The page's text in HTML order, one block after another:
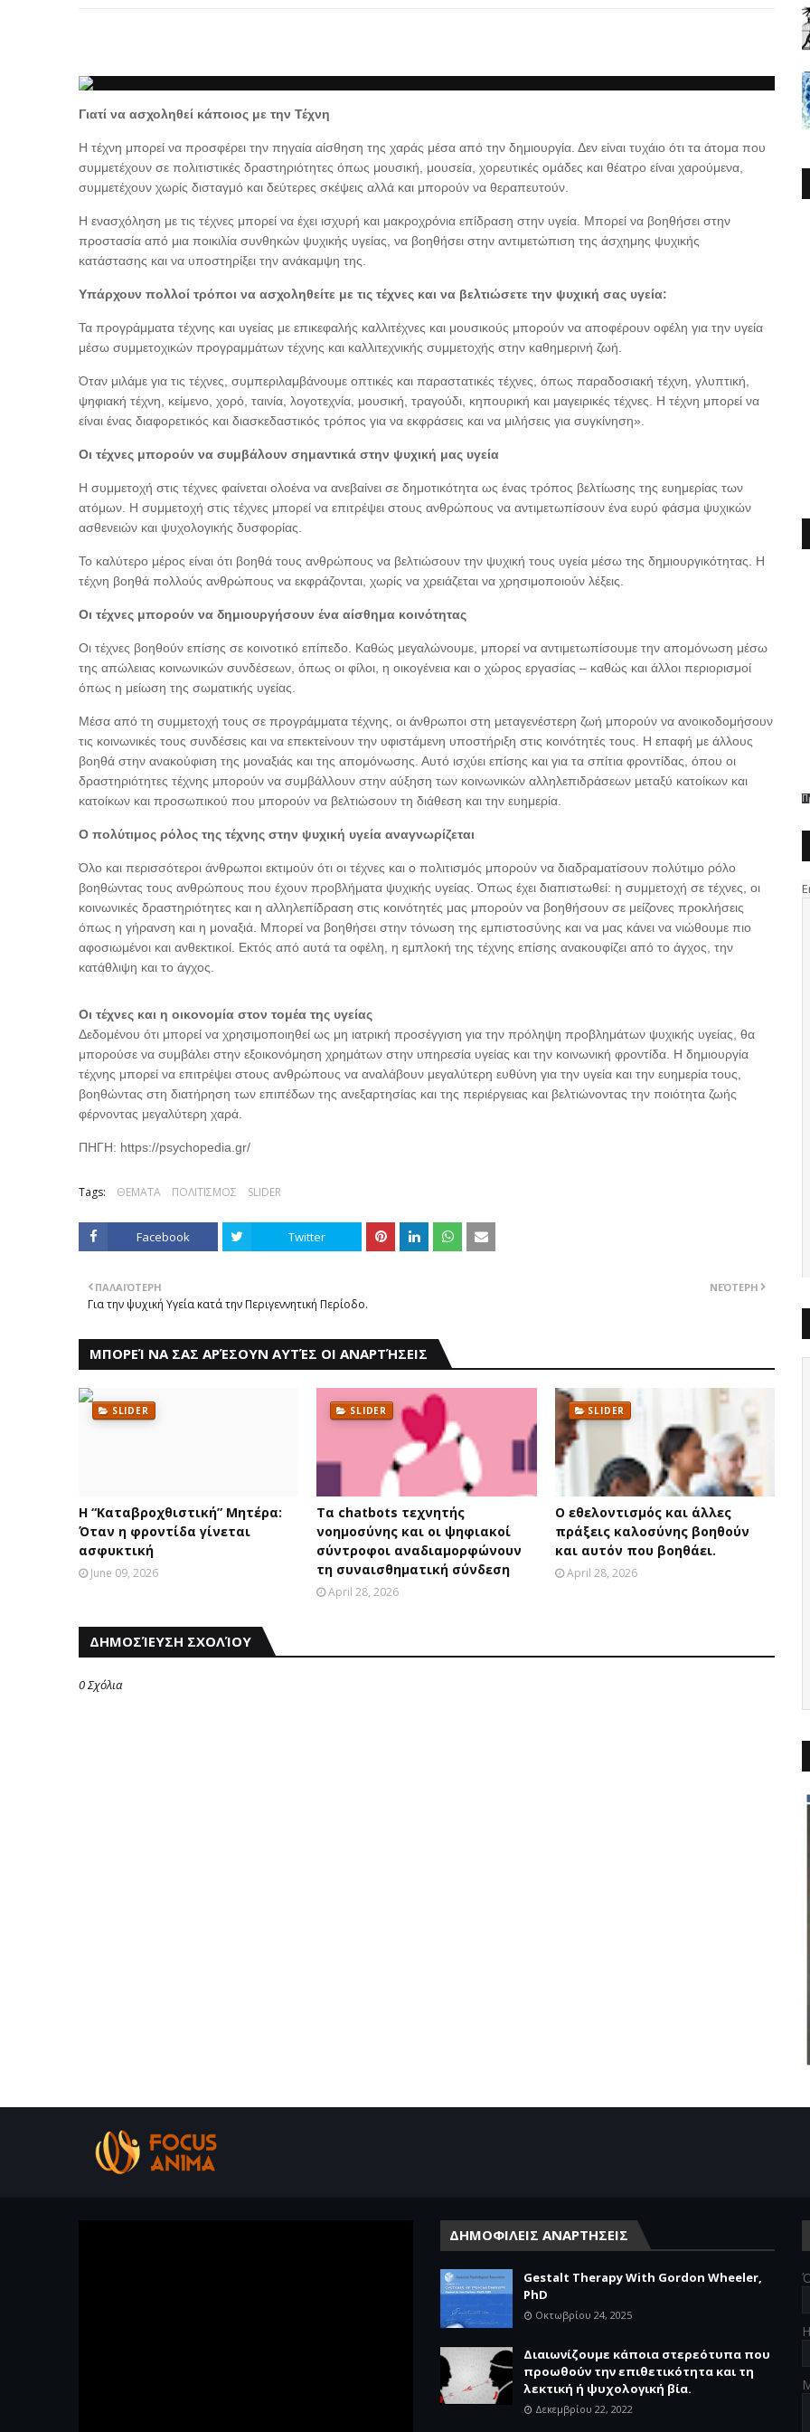
Γιατί να ασχοληθεί κάποιος με την Τέχνη
Η τέχνη μπορεί να προσφέρει την πηγαία αίσθηση της χαράς μέσα από την δημιουργία. Δεν είναι τυχάιο ότι τα άτομα που
συμμετέχουν σε πολιτιστικές δραστηριότητες όπως μουσική, μουσεία, χορευτικές ομάδες και θέατρο είναι χαρούμενα,
συμμετέχουν χωρίς δισταγμό και δεύτερες σκέψεις αλλά και μπορούν να θεραπευτούν.
Η ενασχόληση με τις τέχνες μπορεί να έχει ισχυρή και μακροχρόνια επίδραση στην υγεία. Μπορεί να βοηθήσει στην
προστασία από μια ποικιλία συνθηκών ψυχικής υγείας, να βοηθήσει στην αντιμετώπιση της άσχημης ψυχικής
κατάστασης και να υποστηρίξει την ανάκαμψη της.
Υπάρχουν πολλοί τρόποι να ασχοληθείτε με τις τέχνες και να βελτιώσετε την ψυχική σας υγεία:
Τα προγράμματα τέχνης και υγείας με επικεφαλής καλλιτέχνες και μουσικούς μπορούν να αποφέρουν οφέλη για την υγεία
μέσω συμμετοχικών προγραμμάτων τέχνης και καλλιτεχνικής συμμετοχής στην καθημερινή ζωή.
Όταν μιλάμε για τις τέχνες, συμπεριλαμβάνουμε οπτικές και παραστατικές τέχνες, όπως παραδοσιακή τέχνη, γλυπτική,
ψηφιακή τέχνη, κείμενο, χορό, ταινία, λογοτεχνία, μουσική, τραγούδι, κηπουρική και μαγειρικές τέχνες. Η τέχνη μπορεί να
είναι ένας διαφορετικός και διασκεδαστικός τρόπος για να εκφράσεις και να μιλήσεις για συγκίνηση».
Οι τέχνες μπορούν να συμβάλουν σημαντικά στην ψυχική μας υγεία
Η συμμετοχή στις τέχνες φαίνεται ολοένα να ανεβαίνει σε δημοτικότητα ως ένας τρόπος βελτίωσης της ευημερίας των
ατόμων. Η συμμετοχή στις τέχνες μπορεί να επιτρέψει στους ανθρώπους να αντιμετωπίσουν ένα ευρύ φάσμα ψυχικών
ασθενειών και ψυχολογικής δυσφορίας.
Το καλύτερο μέρος είναι ότι βοηθά τους ανθρώπους να βελτιώσουν την ψυχική τους υγεία μέσω της δημιουργικότητας. Η
τέχνη βοηθά πολλούς ανθρώπους να εκφράζονται, χωρίς να χρειάζεται να χρησιμοποιούν λέξεις.
Οι τέχνες μπορούν να δημιουργήσουν ένα αίσθημα κοινότητας
Οι τέχνες βοηθούν επίσης σε κοινοτικό επίπεδο. Καθώς μεγαλώνουμε, μπορεί να αντιμετωπίσουμε την απομόνωση μέσω
της απώλειας κοινωνικών συνδέσεων, όπως οι φίλοι, η οικογένεια και ο χώρος εργασίας – καθώς και άλλοι περιορισμοί
όπως η μείωση της σωματικής υγείας.
Μέσα από τη συμμετοχή τους σε προγράμματα τέχνης, οι άνθρωποι στη μεταγενέστερη ζωή μπορούν να ανοικοδομήσουν
τις κοινωνικές τους συνδέσεις και να επεκτείνουν την υφιστάμενη υποστήριξη στις κοινότητές τους. Η επαφή με άλλους
βοηθά στην ανακούφιση της μοναξιάς και της απομόνωσης. Αυτό ισχύει επίσης και για τα σπίτια φροντίδας, όπου οι
δραστηριότητες τέχνης μπορούν να συμβάλλουν στην αύξηση των κοινωνικών αλληλεπιδράσεων μεταξύ κατοίκων και
κατοίκων και προσωπικού που μπορούν να βελτιώσουν τη διάθεση και την ευημερία.
Ο πολύτιμος ρόλος της τέχνης στην ψυχική υγεία αναγνωρίζεται
Όλο και περισσότεροι άνθρωποι εκτιμούν ότι οι τέχνες και ο πολιτισμός μπορούν να διαδραματίσουν πολύτιμο ρόλο
βοηθώντας τους ανθρώπους που έχουν προβλήματα ψυχικής υγείας. Όπως έχει διαπιστωθεί: η συμμετοχή σε τέχνες, οι
κοινωνικές δραστηριότητες και η αλληλεπίδραση στις κοινότητές μας μπορούν να βοηθήσουν σε μείζονες προκλήσεις
όπως η γήρανση και η μοναξιά. Μπορεί να βοηθήσει στην τόνωση της εμπιστοσύνης και να μας κάνει να νιώθουμε πιο
αφοσιωμένοι και ανθεκτικοί. Εκτός από αυτά τα οφέλη, η εμπλοκή της τέχνης επίσης ανακουφίζει από το άγχος, την
κατάθλιψη και το άγχος.
Οι τέχνες και η οικονομία στον τομέα της υγείας
Δεδομένου ότι μπορεί να χρησιμοποιηθεί ως μη ιατρική προσέγγιση για την πρόληψη προβλημάτων ψυχικής υγείας, θα
μπορούσε να συμβάλει στην εξοικονόμηση χρημάτων στην υπηρεσία υγείας και την κοινωνική φροντίδα. Η δημιουργία
τέχνης μπορεί να επιτρέψει στους ανθρώπους να αναλάβουν μεγαλύτερη ευθύνη για την υγεία και την ευημερία τους,
βοηθώντας στη διατήρηση των επιπέδων της ανεξαρτησίας και της περιέργειας και βελτιώνοντας την ποιότητα ζωής
φέρνοντας μεγαλύτερη χαρά.
ΠΗΓΗ: https://psychopedia.gr/
Tags: ΘΕΜΑΤΑ ΠΟΛΙΤΙΣΜΟΣ SLIDER
Facebook Twitter
ΝΕΌΤΕΡΗ
ΠΑΛΑΙΌΤΕΡΗ
Για την ψυχική Υγεία κατά την Περιγεννητική Περίοδο.
ΜΠΟΡΕΊ ΝΑ ΣΑΣ ΑΡΈΣΟΥΝ ΑΥΤΈΣ ΟΙ ΑΝΑΡΤΉΣΕΙΣ
SLIDER
Η “Καταβροχθιστική” Mητέρα:
Όταν η φροντίδα γίνεται
ασφυκτική
June 09, 2026
SLIDER
Τα chatbots τεχνητής
νοημοσύνης και οι ψηφιακοί
σύντροφοι αναδιαμορφώνουν
τη συναισθηματική σύνδεση
April 28, 2026
SLIDER
Ο εθελοντισμός και άλλες
πράξεις καλοσύνης βοηθούν
και αυτόν που βοηθάει.
April 28, 2026
ΔΗΜΟΣΊΕΥΣΗ ΣΧΟΛΊΟΥ
0 Σχόλια
ΔΗΜΟΦΙΛΕΙΣ ΑΝΑΡΤΗΣΕΙΣ
Gestalt Therapy With Gordon Wheeler,
PhD
Οκτωβρίου 24, 2025
Διαιωνίζουμε κάποια στερεότυπα που
προωθούν την επιθετικότητα και τη
λεκτική ή ψυχολογική βία.
Δεκεμβρίου 22, 2022